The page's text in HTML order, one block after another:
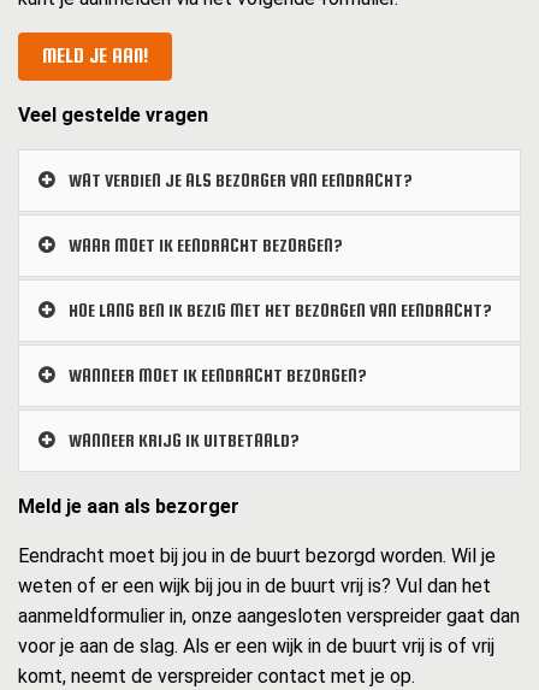
MELD JE AAN!
Veel gestelde vragen
WAT VERDIEN JE ALS BEZORGER VAN EENDRACHT?
WAAR MOET IK EENDRACHT BEZORGEN?
HOE LANG BEN IK BEZIG MET HET BEZORGEN VAN EENDRACHT?
WANNEER MOET IK EENDRACHT BEZORGEN?
WANNEER KRIJG IK UITBETAALD?
Meld je aan als bezorger
Eendracht moet bij jou in de buurt bezorgd worden. Wil je
weten of er een wijk bij jou in de buurt vrij is? Vul dan het
aanmeldformulier in, onze aangesloten verspreider gaat dan
voor je aan de slag. Als er een wijk in de buurt vrij is of vrij
komt, neemt de verspreider contact met je op.